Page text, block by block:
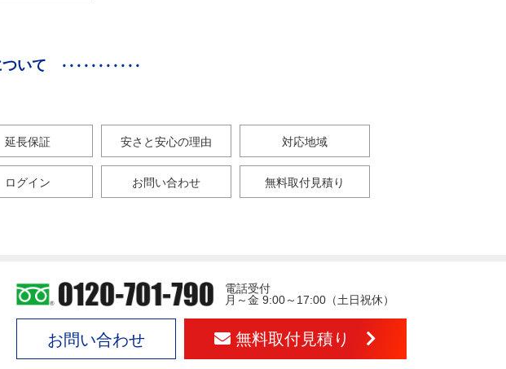
いて
延長保証 安さと安心の理由 対応地域
ログイン お問い合わせ 無料取付見積り
電話受付
月～金 9:00～17:00（土日祝休）
お問い合わせ 無料取付見積り